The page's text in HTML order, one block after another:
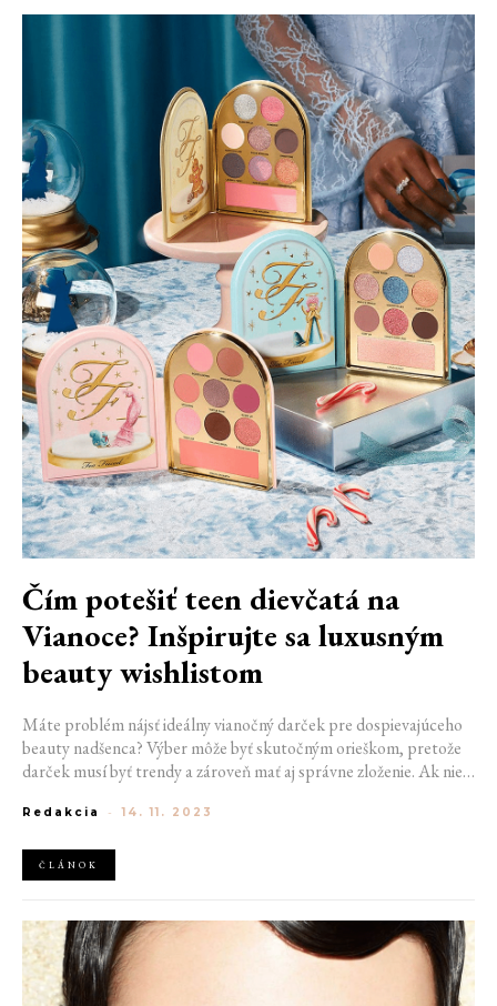
Čím potešiť teen dievčatá na
Vianoce? Inšpirujte sa luxusným
beauty wishlistom
Máte problém nájsť ideálny vianočný darček pre dospievajúceho
beauty nadšenca? Výber môže byť skutočným orieškom, pretože
darček musí byť trendy a zároveň mať aj správne zloženie. Ak nie
máme pre vás riešenie. Pripravili sme zoznam najobľúbenejších
vyčarujú úsmev na tvári.
Redakcia - 14. 11. 2023
ČLÁNOK